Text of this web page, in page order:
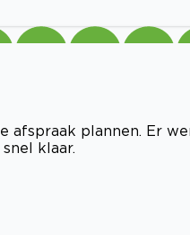
afspraak plannen. Er
klaar.